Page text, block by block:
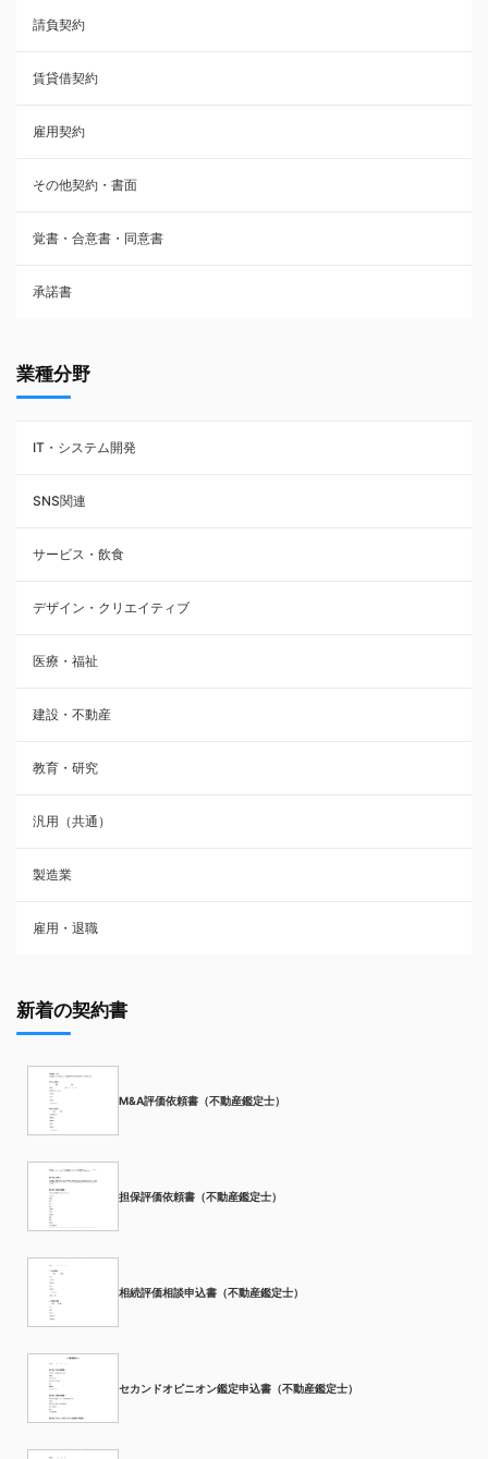
その他契約・書面
売買契約
株主総会議事録・関連書類
請負契約
フランチャイズ契約
賃貸借契約
請負契約
賃貸借契約
雇用契約
その他契約・書面
覚書・合意書・同意書
承諾書
業種分野
IT・システム開発
SNS関連
サービス・飲食
デザイン・クリエイティブ
医療・福祉
建設・不動産
教育・研究
汎用（共通）
製造業
雇用・退職
新着の契約書
M&A評価依頼書（不動産鑑定士）
担保評価依頼書（不動産鑑定士）
相続評価相談申込書（不動産鑑定士）
セカンドオピニオン鑑定申込書（不動産鑑定士）